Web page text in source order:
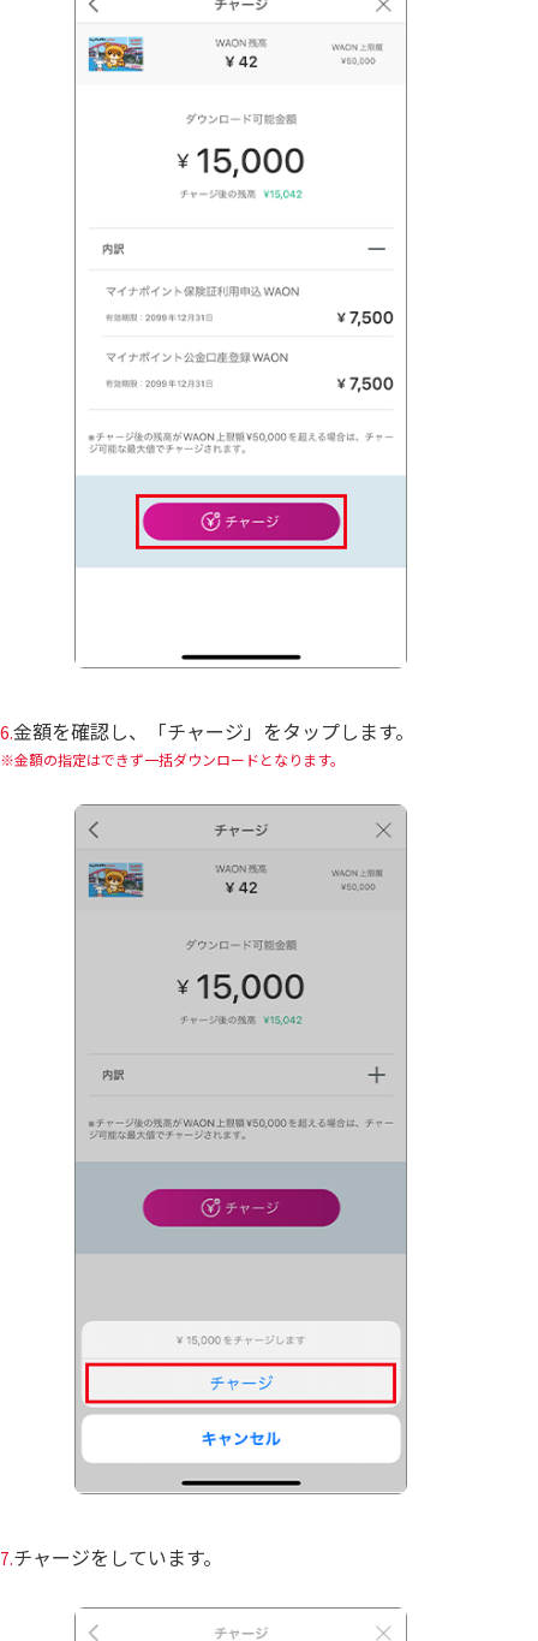
6.金額を確認し、「チャージ」をタップします。
金額の指定はできず一括ダウンロードとなります。
7.チャージをしています。